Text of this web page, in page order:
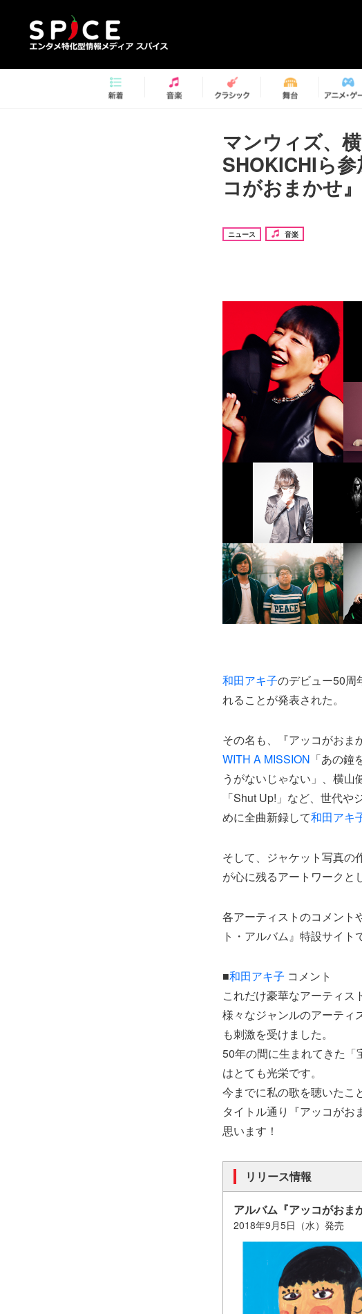
マンウィズ、
SHOKICHIら
コがおまかせ
ニュース 音楽
和田アキ子のデビュー50周
れることが発表された。
その名も、『アッコがおま
WITH A MISSION 「あの鐘
うがないじゃない」、横山
「Shut Up!」など、世代
めに全曲新録して和田アキ
そして、ジャケット写真の
が心に残るアートワークと
各アーティストのコメント
ト・アルバム』特設サイト
■和田アキ子 コメント
これだけ豪華なアーティス
様々なジャンルのアーティ
も刺激を受けました。
50年の間に生まれてきた
はとても光栄です。
今までに私の歌を聴いたこ
タイトル通り『アッコがお
思います！
リリース情報
アルバム『アッコがおま
2018年9月5日（水）発売